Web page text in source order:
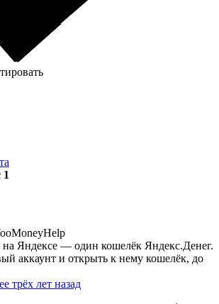
1
Яндексе — один кошелёк Яндекс.Денег.
аккаунт и открыть к нему кошелёк, до
трёх лет назад